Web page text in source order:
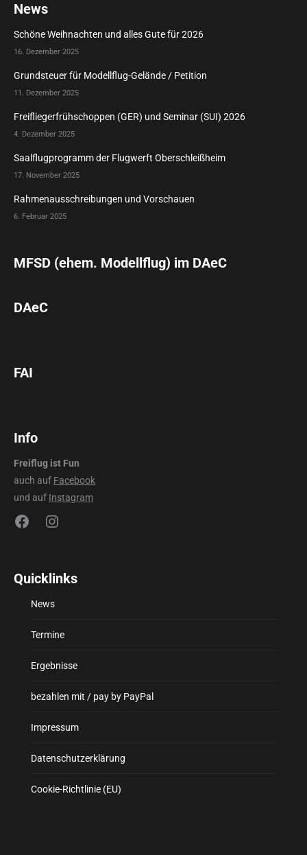
News
Schöne Weihnachten und alles Gute für 2026
16. Dezember 2025
Grundsteuer für Modellflug-Gelände / Petition
11. Dezember 2025
Freifliegerfrühschoppen (GER) und Seminar (SUI) 2026
4. Dezember 2025
Saalflugprogramm der Flugwerft Oberschleißheim
17. November 2025
Rahmenausschreibungen und Vorschauen
6. Februar 2025
MFSD (ehem. Modellflug) im DAeC
DAeC
FAI
Info
Freiflug ist Fun
auch auf Facebook
und auf Instagram
FacebookInstagram
Quicklinks
News
Termine
Ergebnisse
bezahlen mit / pay by PayPal
Impressum
Datenschutzerklärung
Cookie-Richtlinie (EU)